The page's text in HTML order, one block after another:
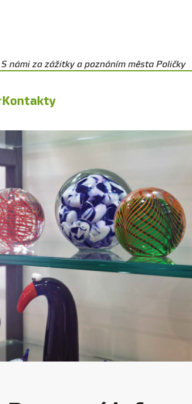
S námi za zážitky a poznáním města Poličky
Kontakty